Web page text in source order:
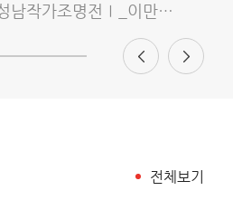
[온라인 전시] 2026 성남작가조명전Ⅰ_이만나 《헤테로토피아: 신..
전체보기